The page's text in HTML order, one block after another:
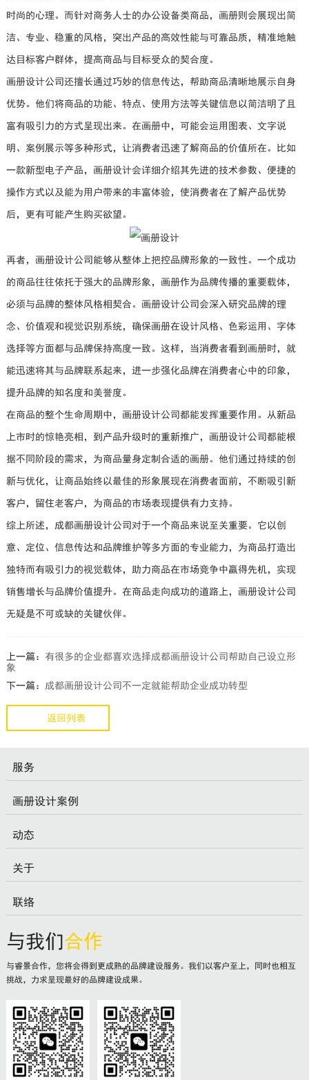
时尚的心理。而针对商务人士的办公设备类商品，画册则会展现出简
洁、专业、稳重的风格，突出产品的高效性能与可靠品质，精准地触
达目标客户群体，提高商品与目标受众的契合度。
画册设计公司还擅长通过巧妙的信息传达，帮助商品清晰地展示自身
优势。他们将商品的功能、特点、使用方法等关键信息以简洁明了且
富有吸引力的方式呈现出来。在画册中，可能会运用图表、文字说
明、案例展示等多种形式，让消费者迅速了解商品的价值所在。比如
一款新型电子产品，画册设计会详细介绍其先进的技术参数、便捷的
操作方式以及能为用户带来的丰富体验，使消费者在了解产品优势
后，更有可能产生购买欲望。
再者，画册设计公司能够从整体上把控品牌形象的一致性。一个成功
的商品往往依托于强大的品牌形象，画册作为品牌传播的重要载体，
必须与品牌的整体风格相契合。画册设计公司会深入研究品牌的理
念、价值观和视觉识别系统，确保画册在设计风格、色彩运用、字体
选择等方面都与品牌保持高度一致。这样，当消费者看到画册时，就
能迅速将其与品牌联系起来，进一步强化品牌在消费者心中的印象，
提升品牌的知名度和美誉度。
在商品的整个生命周期中，画册设计公司都能发挥重要作用。从新品
上市时的惊艳亮相，到产品升级时的重新推广，画册设计公司都能根
据不同阶段的需求，为商品量身定制合适的画册。他们通过持续的创
新与优化，让商品始终以最佳的形象展现在消费者面前，不断吸引新
客户，留住老客户，为商品的市场表现提供有力支持。
综上所述，成都画册设计公司对于一个商品来说至关重要。它以创
意、定位、信息传达和品牌维护等多方面的专业能力，为商品打造出
独特而有吸引力的视觉载体，助力商品在市场竞争中赢得先机，实现
销售增长与品牌价值提升。在商品走向成功的道路上，画册设计公司
无疑是不可或缺的关键伙伴。
上一篇： 有很多的企业都喜欢选择成都画册设计公司帮助自己设立形
象
下一篇： 成都画册设计公司不一定就能帮助企业成功转型
返回列表
服务
画册设计案例
动态
关于
联络
与我们合作
与睿景合作，您将会得到更成熟的品牌建设服务。我们以客户至上，同时也相互
挑战，力求呈现最好的品牌建设成果。